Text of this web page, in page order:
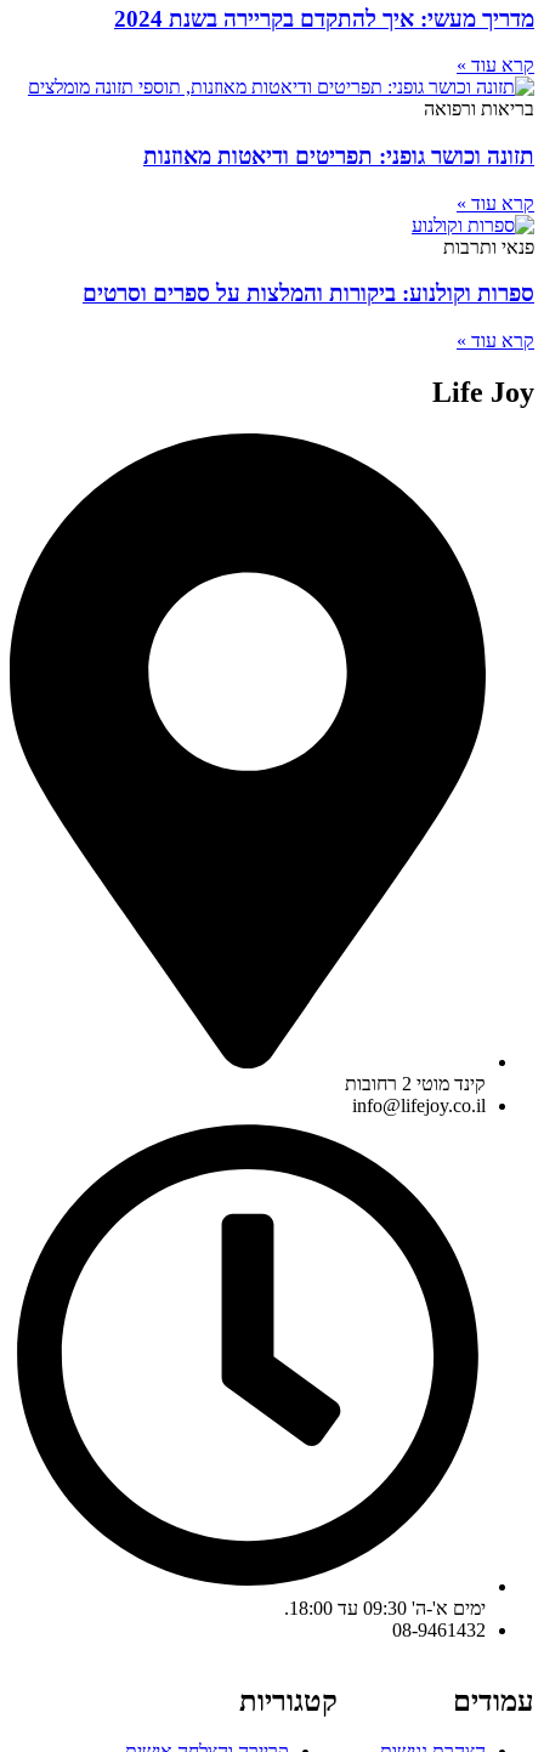
מדריך מעשי: איך להתקדם בקריירה בשנת 2024
קרא עוד »
בריאות ורפואה
תזונה וכושר גופני: תפריטים ודיאטות מאוזנות
קרא עוד »
פנאי ותרבות
ספרות וקולנוע: ביקורות והמלצות על ספרים וסרטים
קרא עוד »
Life Joy
קינד מוטי 2 רחובות
info@lifejoy.co.il
ימים א'-ה' 09:30 עד 18:00.
08-9461432
עמודים קטגוריות